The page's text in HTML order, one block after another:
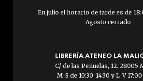
En julio el horario de tarde es de
Agosto cerrado
LIBRERÍA ATENEO LA
C/ de las Peñuelas, 12. 28005
M-S de 10:30-14:30 y L-V